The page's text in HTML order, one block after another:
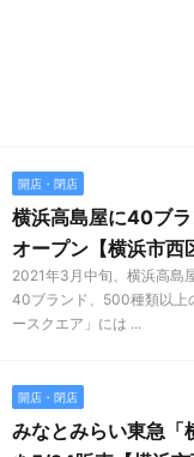
開店・閉店
横浜高島屋に40ブ
オープン【横浜市西
2021年3月中旬、横浜高島
40ブランド、500種類以上
ースクエア」には ...
開店・閉店
みなとみらい東急「